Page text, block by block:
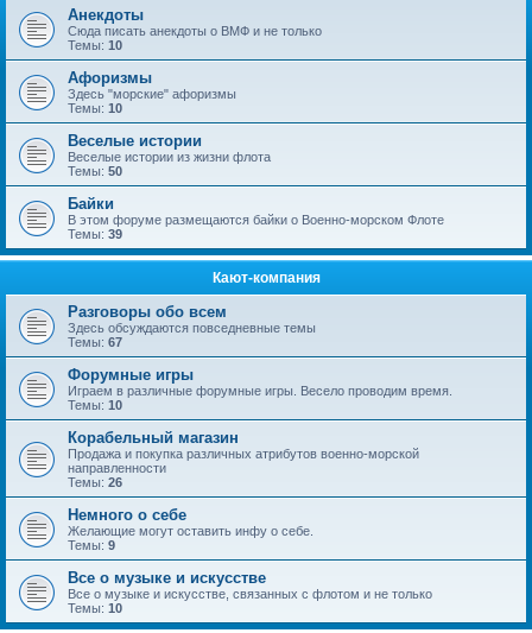
Анекдоты
Сюда писать анекдоты о ВМФ и не только
Темы: 10
Афоризмы
Здесь "морские" афоризмы
Темы: 10
Веселые истории
Веселые истории из жизни флота
Темы: 50
Байки
В этом форуме размещаются байки о Военно-морском Флоте
Темы: 39
Кают-компания
Разговоры обо всем
Здесь обсуждаются повседневные темы
Темы: 67
Форумные игры
Играем в различные форумные игры. Весело проводим время.
Темы: 10
Корабельный магазин
Продажа и покупка различных атрибутов военно-морской
направленности
Темы: 26
Немного о себе
Желающие могут оставить инфу о себе.
Темы: 9
Все о музыке и искусстве
Все о музыке и искусстве, связанных с флотом и не только
Темы: 10